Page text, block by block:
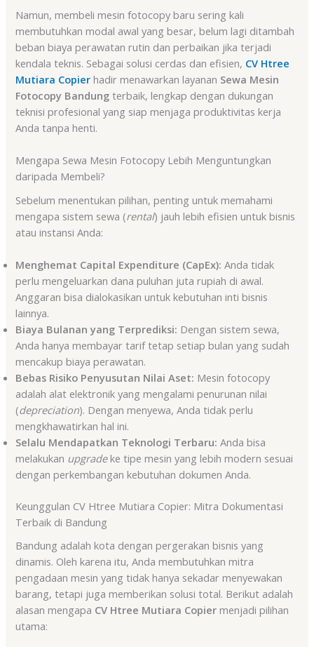
Namun, membeli mesin fotocopy baru sering kali
membutuhkan modal awal yang besar, belum lagi ditambah
beban biaya perawatan rutin dan perbaikan jika terjadi
kendala teknis. Sebagai solusi cerdas dan efisien, CV Htree
Mutiara Copier hadir menawarkan layanan Sewa Mesin
Fotocopy Bandung terbaik, lengkap dengan dukungan
teknisi profesional yang siap menjaga produktivitas kerja
Anda tanpa henti.
Mengapa Sewa Mesin Fotocopy Lebih Menguntungkan
daripada Membeli?
Sebelum menentukan pilihan, penting untuk memahami
mengapa sistem sewa (rental) jauh lebih efisien untuk bisnis
atau instansi Anda:
Menghemat Capital Expenditure (CapEx): Anda tidak
perlu mengeluarkan dana puluhan juta rupiah di awal.
Anggaran bisa dialokasikan untuk kebutuhan inti bisnis
lainnya.
Biaya Bulanan yang Terprediksi: Dengan sistem sewa,
Anda hanya membayar tarif tetap setiap bulan yang sudah
mencakup biaya perawatan.
Bebas Risiko Penyusutan Nilai Aset: Mesin fotocopy
adalah alat elektronik yang mengalami penurunan nilai
(depreciation). Dengan menyewa, Anda tidak perlu
mengkhawatirkan hal ini.
Selalu Mendapatkan Teknologi Terbaru: Anda bisa
melakukan upgradeke tipe mesin yang lebih modern sesuai
dengan perkembangan kebutuhan dokumen Anda.
Keunggulan CV Htree Mutiara Copier: Mitra Dokumentasi
Terbaik di Bandung
Bandung adalah kota dengan pergerakan bisnis yang
dinamis. Oleh karena itu, Anda membutuhkan mitra
pengadaan mesin yang tidak hanya sekadar menyewakan
barang, tetapi juga memberikan solusi total. Berikut adalah
alasan mengapa CV Htree Mutiara Copier menjadi pilihan
utama: